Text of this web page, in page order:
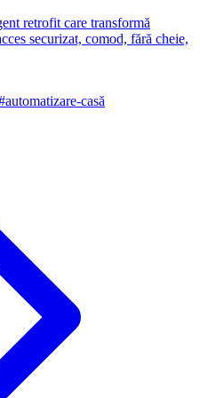
retrofit care transformă
securizat, comod, fără cheie,
casă